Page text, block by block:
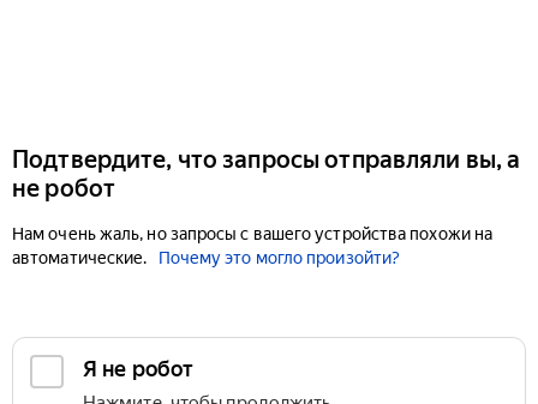
Подтвердите, что запросы отправляли вы, а
не робот
Нам очень жаль, но запросы с вашего устройства похожи на
автоматические.
Почему это могло произойти?